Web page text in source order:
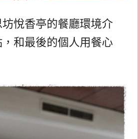
悅香亭的餐廳環境介
和最後的個人用餐心